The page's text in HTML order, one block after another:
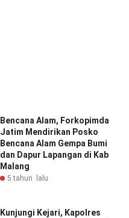
Bencana Alam, Forkopimda
Jatim Mendirikan Posko
Bencana Alam Gempa Bumi
dan Dapur Lapangan di Kab
Malang
5 tahun lalu
Kunjungi Kejari, Kapolres